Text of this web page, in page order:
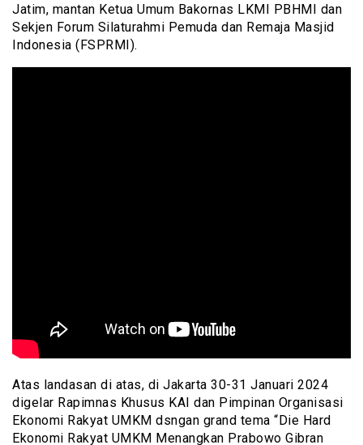
Jatim, mantan Ketua Umum Bakornas LKMI PBHMI dan
Sekjen Forum Silaturahmi Pemuda dan Remaja Masjid
Indonesia (FSPRMI).
Atas landasan di atas, di Jakarta 30-31 Januari 2024
digelar Rapimnas Khusus KAI dan Pimpinan Organisasi
Ekonomi Rakyat UMKM dsngan grand tema “Die Hard
Ekonomi Rakyat UMKM Menangkan Prabowo Gibran